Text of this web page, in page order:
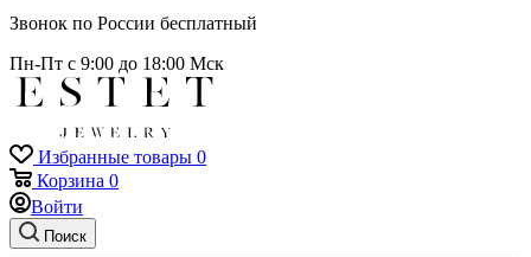
Звонок по России бесплатный
Пн-Пт с 9:00 до 18:00 Мск
Избранные товары 0
Корзина 0
Войти
Поиск